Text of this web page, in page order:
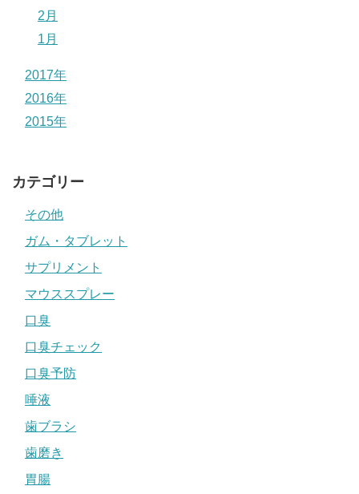
2月
1月
2017年
2016年
2015年
カテゴリー
その他
ガム・タブレット
サプリメント
マウススプレー
口臭
口臭チェック
口臭予防
唾液
歯ブラシ
歯磨き
胃腸